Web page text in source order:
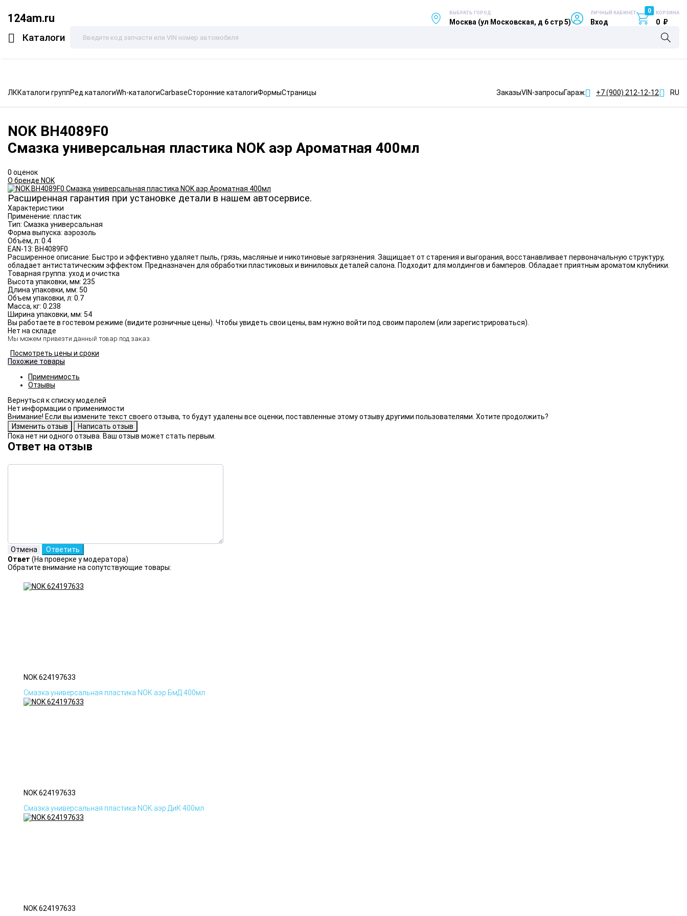
124am.ru
Каталоги
ВЫБРАТЬ ГОРОД
Москва (ул Московская, д 6 стр 5)
ЛИЧНЫЙ КАБИНЕТ
Вход
0 КОРЗИНА
0 ₽
ЛККаталоги группРед.каталогиWh-каталогиCarbaseСторонние каталогиФормыСтраницы ЗаказыVIN-запросыГараж +7 (900) 212-12-12 RU
NOK BH4089F0
Смазка универсальная пластика NOK аэр Ароматная 400мл
0 оценок
О бренде NOK
Расширенная гарантия при установке детали в нашем автосервисе.
Характеристики
Применение: пластик
Тип: Смазка универсальная
Форма выпуска: аэрозоль
Объём, л: 0.4
EAN-13: BH4089F0
Расширенное описание: Быстро и эффективно удаляет пыль, грязь, масляные и никотиновые загрязнения. Защищает от старения и выгорания, восстанавливает первоначальную структуру,
обладает антистатическим эффектом. Предназначен для обработки пластиковых и виниловых деталей салона. Подходит для молдингов и бамперов. Обладает приятным ароматом клубники.
Товарная группа: уход и очистка
Высота упаковки, мм: 235
Длина упаковки, мм: 50
Объем упаковки, л: 0.7
Масса, кг: 0.238
Ширина упаковки, мм: 54
Вы работаете в гостевом режиме (видите розничные цены). Чтобы увидеть свои цены, вам нужно войти под своим паролем (или зарегистрироваться).
Нет на складе
Мы можем привезти данный товар под заказ.
Посмотреть цены и сроки
Похожие товары
Применимость
Отзывы
Нет информации о применимости
Внимание! Если вы измените текст своего отзыва, то будут удалены все оценки, поставленные этому отзыву другими пользователями. Хотите продолжить?
Пока нет ни одного отзыва. Ваш отзыв может стать первым.
Ответ на отзыв
Ответ (На проверке у модератора)
Обратите внимание на сопутствующие товары:
NOK 624197633
Смазка универсальная пластика NOK аэр БмД 400мл
NOK 624197633
Смазка универсальная пластика NOK аэр ДиК 400мл
NOK 624197633